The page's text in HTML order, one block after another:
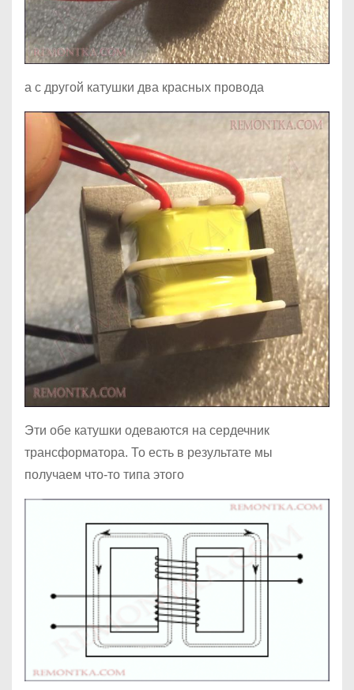
а с другой катушки два красных провода
Эти обе катушки одеваются на сердечник
трансформатора. То есть в результате мы
получаем что-то типа этого